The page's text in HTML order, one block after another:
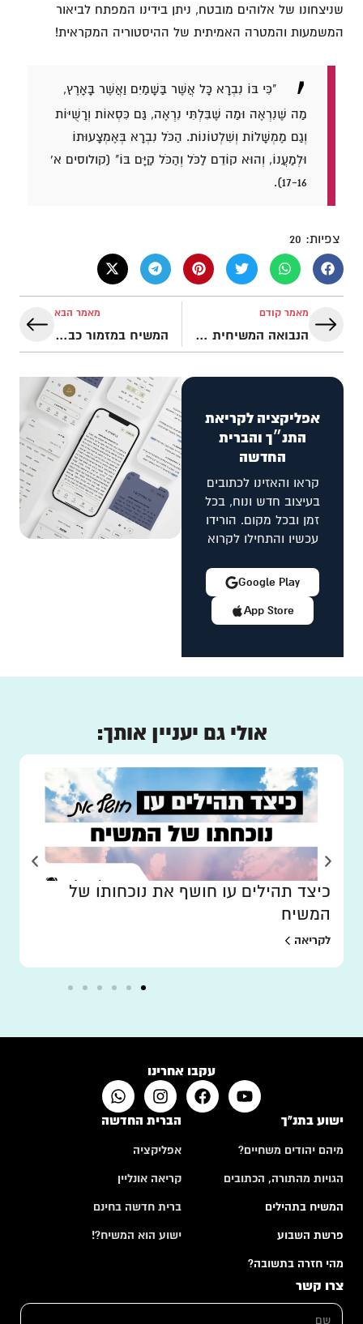
שניצחונו של אלוהים מובטח, ניתן בידינו המפתח לביאור
המשמעות והמטרה האמיתית של ההיסטוריה המקראית!
"כִּי בּוֹ נִבְרָא כָּל אֲשֶׁר בַּשָּׁמַיִם וַאֲשֶׁר בָּאָרֶץ,
מַה שֶּׁנִרְאֶה וּמַה שֶּׁבִּלְתִּי נִרְאֶה, גַּם כִּסְאוֹת וְרָשֻׁיּוֹת
וְגַם מֶמְשָׁלוֹת וְשִׁלְטוֹנוֹת. הַכֹּל נִבְרָא בְּאֶמְצָעוּתוֹ
וּלְמַעֲנוֹ, וְהוּא קוֹדֵם לַכֹּל וְהַכֹּל קַיָּם בּוֹ" (קולוסים א'
17-16).
צפיות: 20
מאמר קודם
הנבואה המשיחית של בלעם
מאמר הבא
המשיח במזמור כב שבספר תהלים
אפליקציה לקריאת
התנ״ך והברית
החדשה
קראו והאזינו לכתובים
בעיצוב חדש ונוח, בכל
זמן ובכל מקום. הורידו
עכשיו והתחילו לקרוא
App Store
Google Play
אולי גם יעניין אותך:
כיצד תהילים עו חושף את נוכחותו של
המשיח
לקריאה
עקבו אחרינו
ישוע בתנ"ך
מיהם יהודים משחיים?
הגויות מהתורה, הכתובים
המשיח בתהילים
פרשת השבוע
מהי חזרה בתשובה?
הברית החדשה
אפליקציה
קריאה אונליין
ברית חדשה בחינם
ישוע הוא המשיח?!
צרו קשר
ש